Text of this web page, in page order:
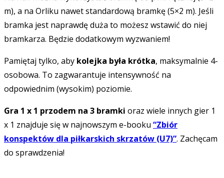
m), a na Orliku nawet standardową bramkę (5×2 m). Jeśli
bramka jest naprawdę duża to możesz wstawić do niej
bramkarza. Będzie dodatkowym wyzwaniem!
Pamiętaj tylko, aby kolejka była krótka, maksymalnie 4-
osobowa. To zagwarantuje intensywność na
odpowiednim (wysokim) poziomie.
Gra 1 x 1 przodem na 3 bramki oraz wiele innych gier 1
x 1 znajduje się w najnowszym e-booku “Zbiór
konspektów dla piłkarskich skrzatów (U7)”. Zachęcam
do sprawdzenia!